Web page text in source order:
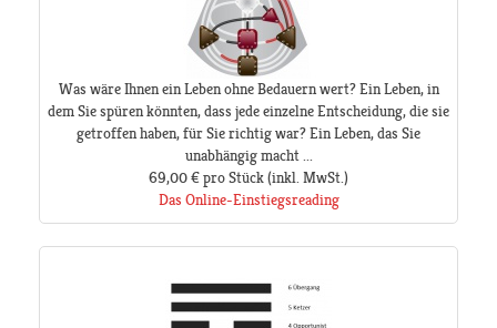
Was wäre Ihnen ein Leben ohne Bedauern wert? Ein Leben, in
dem Sie spüren könnten, dass jede einzelne Entscheidung, die sie
getroffen haben, für Sie richtig war? Ein Leben, das Sie
unabhängig macht ...
69,00 €pro Stück(inkl. MwSt.)
Das Online-Einstiegsreading